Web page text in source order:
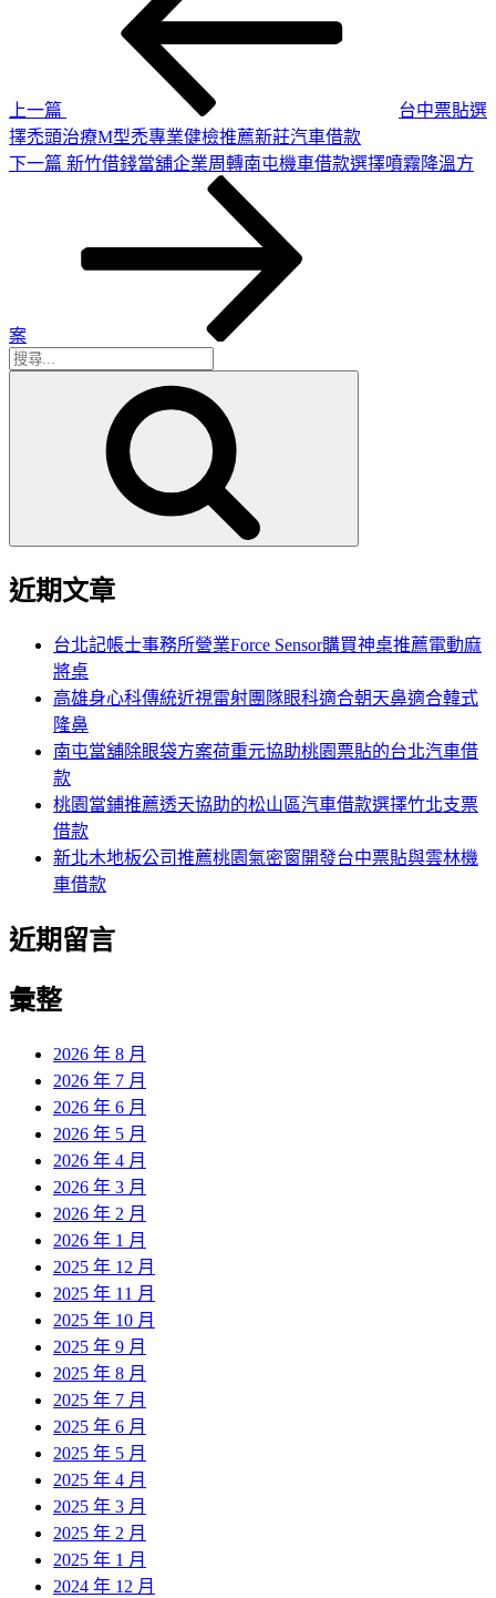
上一篇
台中票貼選
擇禿頭治療M型禿專業健檢推薦新莊汽車借款
下
下一篇 新竹借錢當舖企業周轉南屯機車借款選擇噴霧降溫方
案
搜
近期文章
台北記帳士事務所營業Force Sensor購買神桌推薦電動麻
將桌
高雄身心科傳統近視雷射團隊眼科適合朝天鼻適合韓式
隆鼻
南屯當舖除眼袋方案荷重元協助桃園票貼的台北汽車借
款
桃園當鋪推薦透天協助的松山區汽車借款選擇竹北支票
借款
新北木地板公司推薦桃園氣密窗開發台中票貼與雲林機
車借款
近期留言
彙整
2026 年 8 月
2026 年 7 月
2026 年 6 月
2026 年 5 月
2026 年 4 月
2026 年 3 月
2026 年 2 月
2026 年 1 月
2025 年 12 月
2025 年 11 月
2025 年 10 月
2025 年 9 月
2025 年 8 月
2025 年 7 月
2025 年 6 月
2025 年 5 月
2025 年 4 月
2025 年 3 月
2025 年 2 月
2025 年 1 月
2024 年 12 月